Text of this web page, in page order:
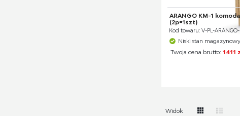
ARANGO KM-1
(2p=1szt)
Kod towaru: V-PL-ARANGO-
Niski stan magazynowy
Twoja cena brutto: 1411
Widok